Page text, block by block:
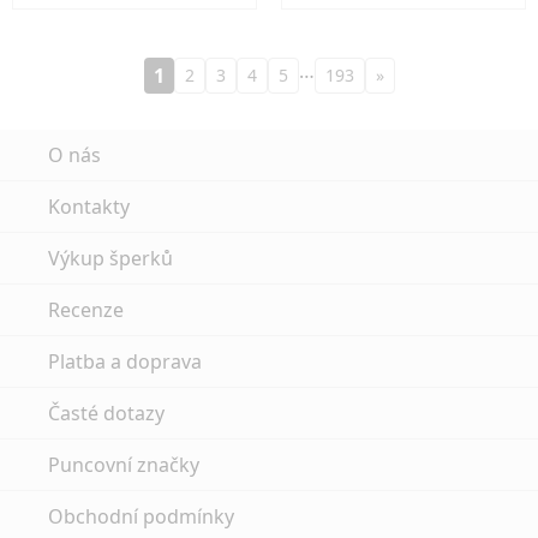
1 2 3 4 5 … 193 »
O nás
Kontakty
Výkup šperků
Recenze
Platba a doprava
Časté dotazy
Puncovní značky
Obchodní podmínky